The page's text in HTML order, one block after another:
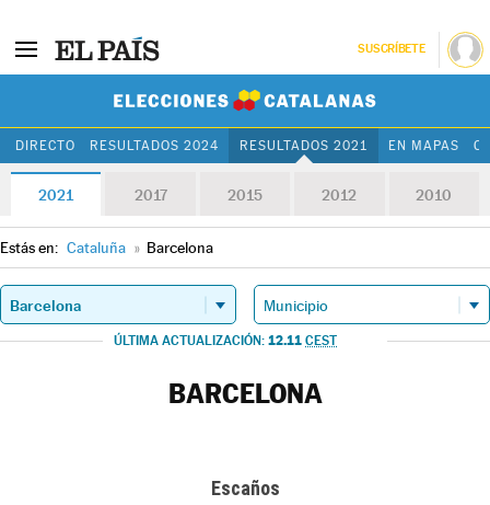
SUSCRÍBETE
DIRECTO RESULTADOS 2024 RESULTADOS 2021 EN MAPAS
2021 2017 2015 2012 2010
Estás en: Cataluña » Barcelona
ÚLTIMA ACTUALIZACIÓN: 12.11 CEST
BARCELONA
Escaños